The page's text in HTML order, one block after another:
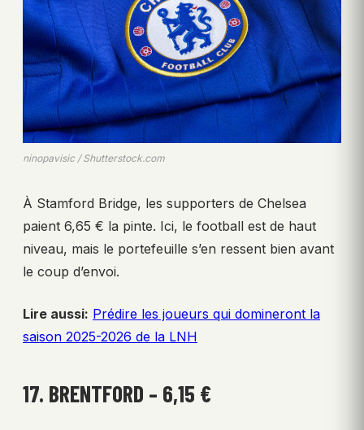
ninopavisic / Shutterstock.com
À Stamford Bridge, les supporters de Chelsea
paient 6,65 € la pinte. Ici, le football est de haut
niveau, mais le portefeuille s’en ressent bien avant
le coup d’envoi.
Lire aussi: Prédire les joueurs qui domineront la
saison 2025-2026 de la LNH
17. BRENTFORD – 6,15 €